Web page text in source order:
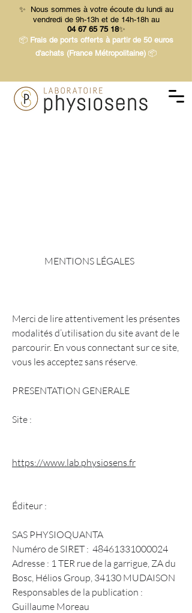
✨ Nous sommes à votre écoute du lundi au
vendredi de 9h-13h et de 14h-18h au
04 67 65 75 18✨
📦 Frais de ports offerts à partir de 50 euros
d'achats (France Métropolitaine) 📦
MENTIONS LÉGALES
Merci de lire attentivement les présentes
modalités d’utilisation du site avant de le
parcourir. En vous connectant sur ce site,
vous les acceptez sans réserve.
PRESENTATION GENERALE
Site :
https://www.lab.physiosens.fr
Éditeur :
SAS PHYSIOQUANTA
Numéro de SIRET : 48461331000024
Adresse : 1 TER rue de la garrigue, ZA du
Bosc, Hélios Group, 34130 MUDAISON
Responsables de la publication :
Guillaume Moreau